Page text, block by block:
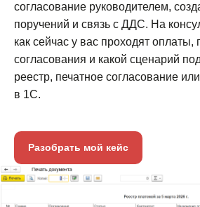
согласование руководителем,
поручений и связь с ДДС. На
как сейчас у вас проходят оплаты,
согласования и какой сценарий
реестр, печатное согласование
в 1С.
Разобрать мой кейс
Записаться
Эксперт расскажет про модуль P&L,
задачи вашего бизнеса и рассчитает
стоимость внедрения
Презентация
продукта